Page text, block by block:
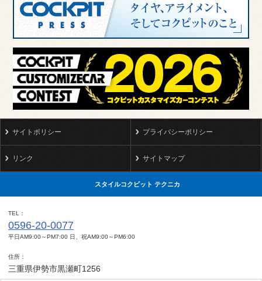
サイトポリシー プライバシーポリシー
リンク サイトマップ
スタイルコクピット テクニカ
TEL
0596-20-0077
平日AM9:00～PM7:00 日、祝AM9:00～PM6:00
住所
三重県伊勢市黒瀬町1256